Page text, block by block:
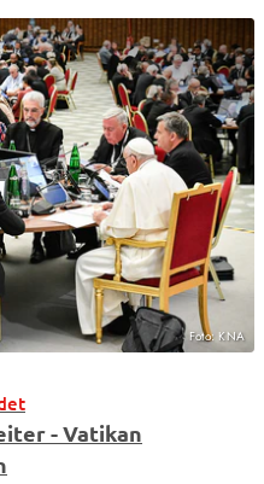
Foto: KNA
- Vatikan